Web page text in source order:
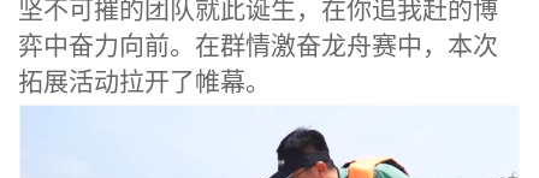
坚不可摧的团队就此诞生，在你追我赶的博
弈中奋力向前。在群情激奋龙舟赛中，本次
拓展活动拉开了帷幕。